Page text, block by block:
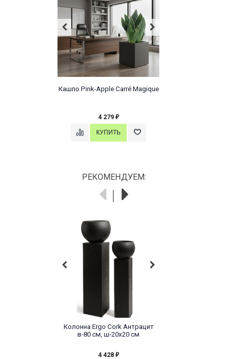
Кашпо Pink-Apple Carré Magique
4 279 ₽
РЕКОМЕНДУЕМ:
Колонна Ergo Cork Антрацит
в-80 см, ш-20х20 см
4 428 ₽